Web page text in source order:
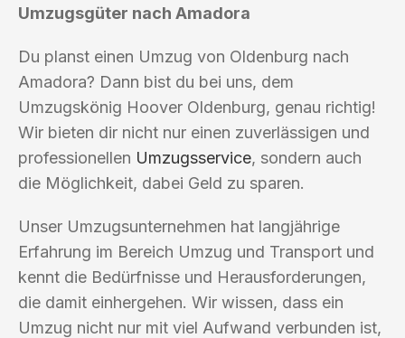
Umzugsgüter nach Amadora
Du planst einen Umzug von Oldenburg nach
Amadora? Dann bist du bei uns, dem
Umzugskönig Hoover Oldenburg, genau richtig!
Wir bieten dir nicht nur einen zuverlässigen und
professionellen Umzugsservice, sondern auch
die Möglichkeit, dabei Geld zu sparen.
Unser Umzugsunternehmen hat langjährige
Erfahrung im Bereich Umzug und Transport und
kennt die Bedürfnisse und Herausforderungen,
die damit einhergehen. Wir wissen, dass ein
Umzug nicht nur mit viel Aufwand verbunden ist,